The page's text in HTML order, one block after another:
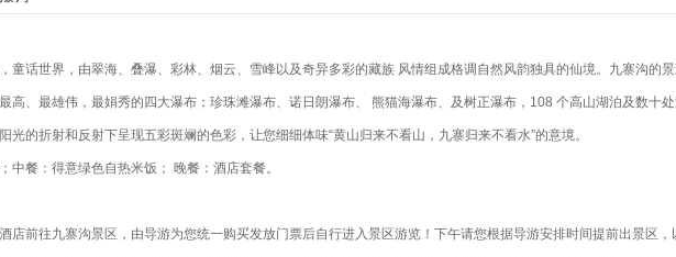
童话世界，由翠海、叠瀑、彩林、烟云、雪峰以及奇异多彩的藏族 风情组成格调自然风韵独具的仙境。九寨沟的
高、最雄伟，最娟秀的四大瀑布；珍珠滩瀑布、诺日朗瀑布、 熊猫海瀑布、及树正瀑布，108 个高山湖泊及数十
光的折射和反射下呈现五彩斑斓的色彩，让您细细体味“黄山归来不看山，九寨归来不看水”的意境。
中餐：得意绿色自热米饭； 晚餐：酒店套餐。
店前往九寨沟景区，由导游为您统一购买发放门票后自行进入景区游览！下午请您根据导游安排时间提前出景区，